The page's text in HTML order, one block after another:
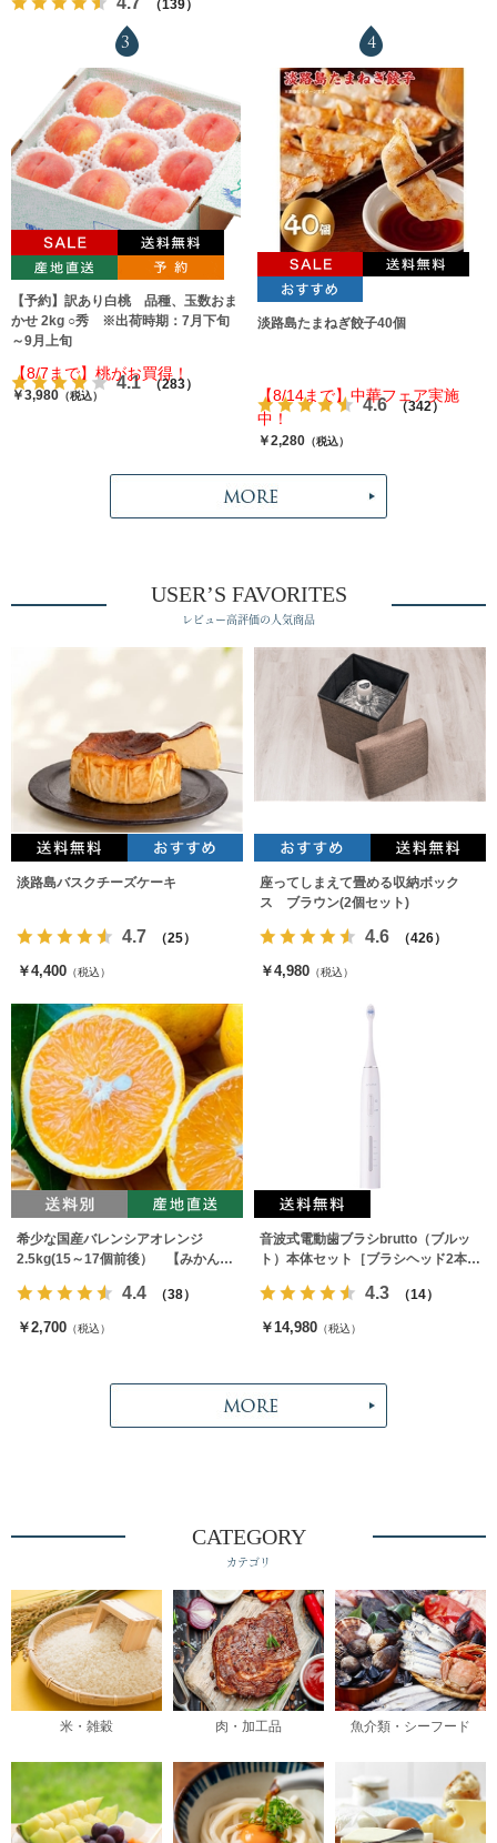
（139）
3
【予約】訳あり白桃 品種、玉数おま
かせ 2kg ○秀 ※出荷時期：7月下旬
～9月上旬
4.1 （283）
【8/7まで】桃がお買得！
￥3,980 （税込）
4
淡路島たまねぎ餃子40個
4.6 （342）
【8/14まで】中華フェア実施
中！
￥2,280（税込）
USER’S FAVORITES
レビュー高評価の人気商品
淡路島バスクチーズケーキ
4.7 （25）
￥4,400 （税込）
座ってしまえて畳める収納ボック
ス ブラウン(2個セット)
4.6 （426）
￥4,980 （税込）
希少な国産バレンシアオレンジ
2.5kg(15～17個前後） 【みかんの
4.4 （38）
￥2,700 （税込）
音波式電動歯ブラシbrutto（ブルッ
ト）本体セット［ブラシヘッド2本付
4.3 （14）
￥14,980 （税込）
CATEGORY
カテゴリ
米・雑穀 肉・加工品 魚介類・シーフード